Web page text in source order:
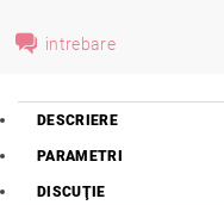
intrebare
DESCRIERE
PARAMETRI
DISCUŢIE